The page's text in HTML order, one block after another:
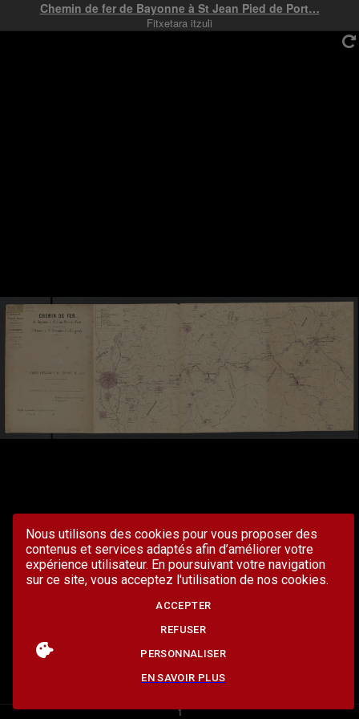
Nous utilisons des cookies pour vous proposer des
contenus et services adaptés afin d’améliorer votre
expérience utilisateur. En poursuivant votre navigation
sur ce site, vous acceptez l'utilisation de nos cookies.
ACCEPTER
REFUSER
PERSONNALISER
EN SAVOIR PLUS